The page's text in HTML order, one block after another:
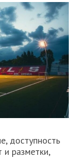
доступность
и разметки,